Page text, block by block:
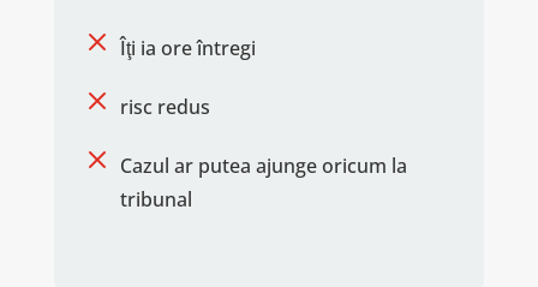
M Îţi ia ore întregi
M risc redus
M Cazul ar putea ajunge oricum la
tribunal